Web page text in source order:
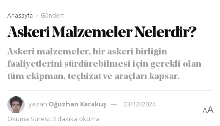
Anasayfa Gündem
Askeri Malzemeler Nelerdir?
Askeri malzemeler, bir askeri birliğin
faaliyetlerini sürdürebilmesi için gerekli olan
tüm ekipman, teçhizat ve araçları kapsar.
yazan Oğuzhan Karakuş
23/12/2024
Okuma Süresi: 3 dakika okuma
AA